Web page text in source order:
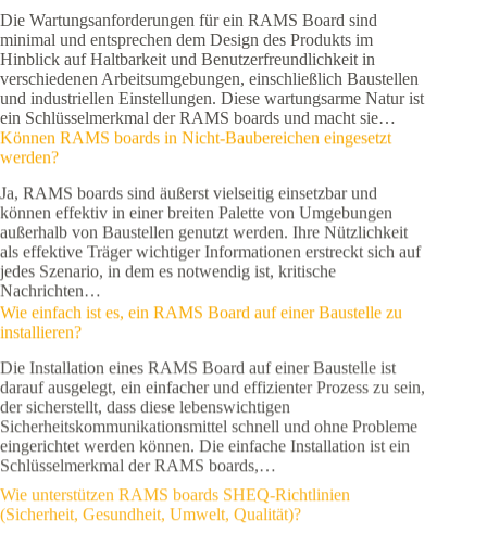
Die Wartungsanforderungen für ein RAMS Board sind
minimal und entsprechen dem Design des Produkts im
Hinblick auf Haltbarkeit und Benutzerfreundlichkeit in
verschiedenen Arbeitsumgebungen, einschließlich Baustellen
und industriellen Einstellungen. Diese wartungsarme Natur ist
ein Schlüsselmerkmal der RAMS boards und macht sie…
Können RAMS boards in Nicht-Baubereichen eingesetzt
werden?
Ja, RAMS boards sind äußerst vielseitig einsetzbar und
können effektiv in einer breiten Palette von Umgebungen
außerhalb von Baustellen genutzt werden. Ihre Nützlichkeit
als effektive Träger wichtiger Informationen erstreckt sich auf
jedes Szenario, in dem es notwendig ist, kritische
Nachrichten…
Wie einfach ist es, ein RAMS Board auf einer Baustelle zu
installieren?
Die Installation eines RAMS Board auf einer Baustelle ist
darauf ausgelegt, ein einfacher und effizienter Prozess zu sein,
der sicherstellt, dass diese lebenswichtigen
Sicherheitskommunikationsmittel schnell und ohne Probleme
eingerichtet werden können. Die einfache Installation ist ein
Schlüsselmerkmal der RAMS boards,…
(Sicherheit, Gesundheit, Umwelt, Qualität)?